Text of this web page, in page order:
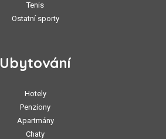
Tenis
Ostatní sporty
Ubytování
Hotely
Penziony
Apartmány
Chaty